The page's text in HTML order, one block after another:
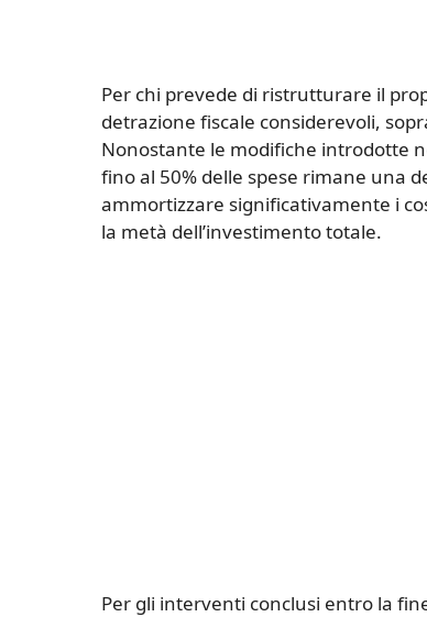
Per chi prevede di ristrutturare il
detrazione fiscale considerevoli,
Nonostante le modifiche introdotte
fino al 50% delle spese rimane una
ammortizzare significativamente i
la metà dell’investimento totale.
Per gli interventi conclusi entro la